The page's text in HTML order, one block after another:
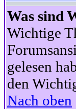
Was sind
Wichtige
gelesen
den
Nach oben